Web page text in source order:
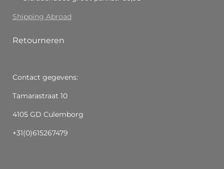
Shipping Abroad
Retourneren
Contact gegevens:
Tamarastraat 10
4105 GD Culemborg
+31(0)615267479